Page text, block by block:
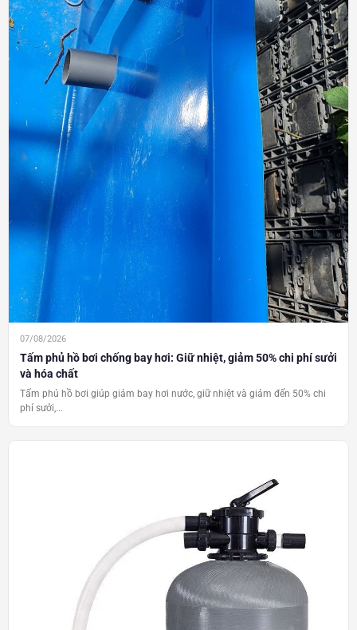
07/08/2026
Tấm phủ hồ bơi chống bay hơi: Giữ nhiệt, giảm 50% chi phí sưởi
và hóa chất
Tấm phủ hồ bơi giúp giảm bay hơi nước, giữ nhiệt và giảm đến 50% chi
phí sưởi,...